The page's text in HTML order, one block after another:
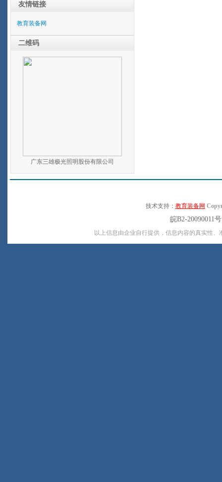
友情链接
教育装备网
二维码
广东三雄极光照明股份有限公司
技术支持： 教育装备网
皖B2-20090011
以上信息由企业自行提供，信息内容的真实性